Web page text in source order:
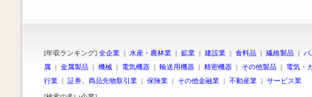
[年収ランキング] 全企業 | 水産・農林業 | 鉱業 | 建設業 | 食料品 | 繊維製品 |
属 | 金属製品 | 機械 | 電気機器 | 輸送用機器 | 精密機器 | その他製品 | 電気・
行業 | 証券、商品先物取引業 | 保険業 | その他金融業 | 不動産業 | サービス業